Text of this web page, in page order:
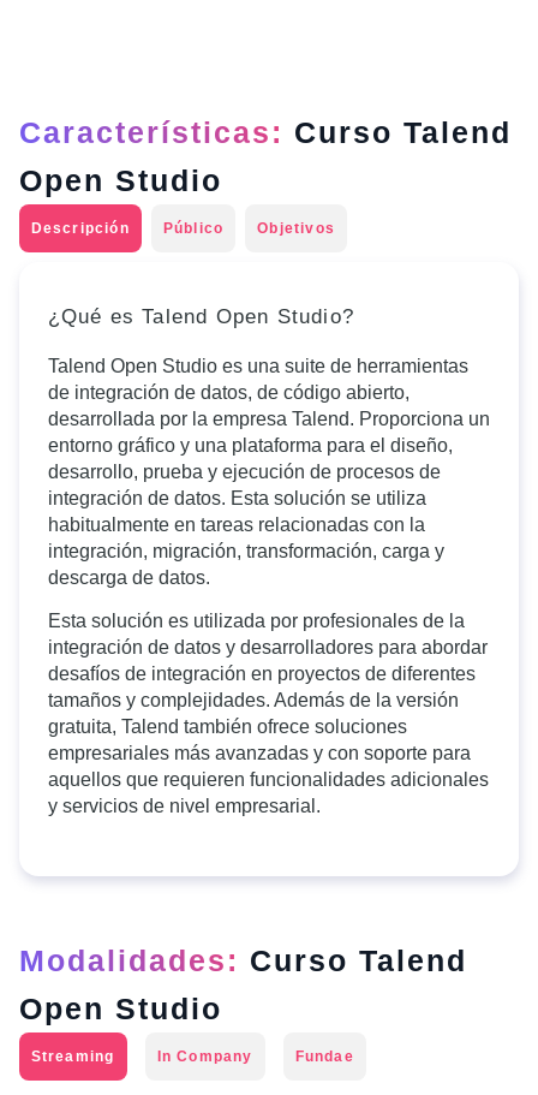
Características: Curso Talend
Open Studio
Descripción Público Objetivos
¿Qué es Talend Open Studio?
Talend Open Studio es una suite de herramientas
de integración de datos, de código abierto,
desarrollada por la empresa Talend. Proporciona un
entorno gráfico y una plataforma para el diseño,
desarrollo, prueba y ejecución de procesos de
integración de datos. Esta solución se utiliza
habitualmente en tareas relacionadas con la
integración, migración, transformación, carga y
descarga de datos.
Esta solución es utilizada por profesionales de la
integración de datos y desarrolladores para abordar
desafíos de integración en proyectos de diferentes
tamaños y complejidades. Además de la versión
gratuita, Talend también ofrece soluciones
empresariales más avanzadas y con soporte para
aquellos que requieren funcionalidades adicionales
y servicios de nivel empresarial.
Modalidades: Curso Talend
Open Studio
Streaming In Company Fundae